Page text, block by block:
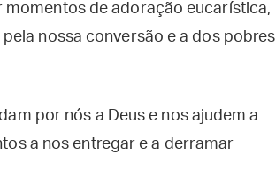
momentos de adoração eucarística,
nossa conversão e a dos pobres
por nós a Deus e nos ajudem a
a nos entregar e a derramar